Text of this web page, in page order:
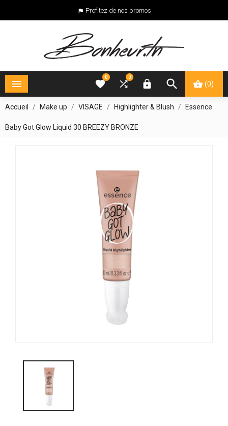
 Profitez de nos promos
 (0)


0

0
Accueil Make up VISAGE Highlighter & Blush Essence
Baby Got Glow Liquid 30 BREEZY BRONZE